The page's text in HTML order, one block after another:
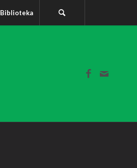
Biblioteka